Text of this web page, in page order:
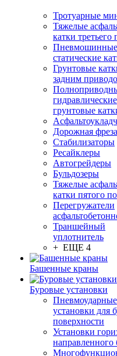
Тротуарные
Тяжелые
катки третьего
Пневмошинные
статические
Грунтовые
задним
гидравлические
грунтовые
Дорожная фреза
Стабилизаторы
Ресайклеры
Автогрейдеры
Бульдозеры
Тяжелые
катки пятого
Перегружатели
Траншейный
уплотнитель
+ ЕЩЕ 4
Башенные краны
Буровые установки
Пневмоударные
установки для
поверхности
Установки
направленного